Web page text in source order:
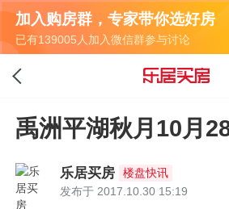
加入购房群，专家带你选好房
已有139005人加入微信群参与讨论
禹洲平湖秋月10月
乐居买房
楼盘快讯
发布于 2017.10.30 15:19